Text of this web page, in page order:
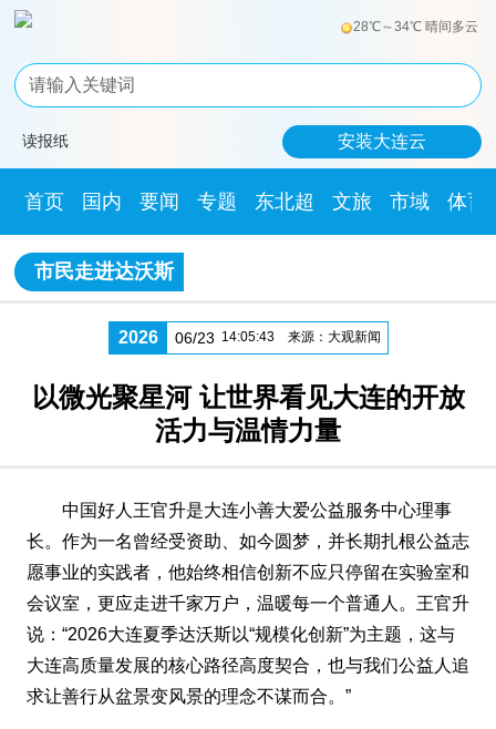
28℃～34℃ 晴间多云
读报纸 安装大连云
首页 国内 要闻 专题 东北超 文旅 市域 体育
市民走进达沃斯
2026 06/23 14:05:43 来源：大观新闻
以微光聚星河 让世界看见大连的开放
活力与温情力量
中国好人王官升是大连小善大爱公益服务中心理事
长。作为一名曾经受资助、如今圆梦，并长期扎根公益志
愿事业的实践者，他始终相信创新不应只停留在实验室和
会议室，更应走进千家万户，温暖每一个普通人。王官升
说：“2026大连夏季达沃斯以“规模化创新”为主题，这与
大连高质量发展的核心路径高度契合，也与我们公益人追
求让善行从盆景变风景的理念不谋而合。”